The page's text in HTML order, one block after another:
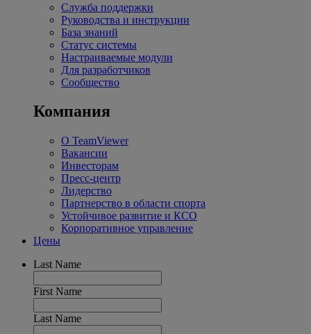
Служба поддержки
Руководства и инструкции
База знаний
Статус системы
Настраиваемые модули
Для разработчиков
Сообщество
Компания
О TeamViewer
Вакансии
Инвесторам
Пресс-центр
Лидерство
Партнерство в области спорта
Устойчивое развитие и КСО
Корпоративное управление
Цены
Last Name
First Name
Last Name